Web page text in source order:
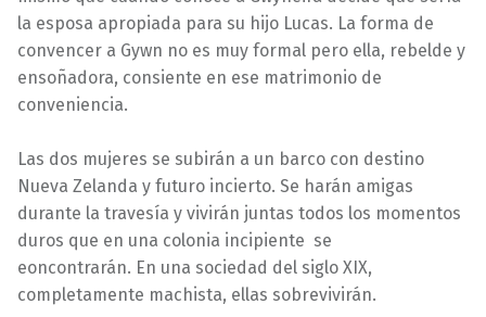
la esposa apropiada para su hijo Lucas. La forma de
convencer a Gywn no es muy formal pero ella, rebelde y
ensoñadora, consiente en ese matrimonio de
conveniencia.
Las dos mujeres se subirán a un barco con destino
Nueva Zelanda y futuro incierto. Se harán amigas
durante la travesía y vivirán juntas todos los momentos
duros que en una colonia incipiente se
eoncontrarán. En una sociedad del siglo XIX,
completamente machista, ellas sobrevivirán.